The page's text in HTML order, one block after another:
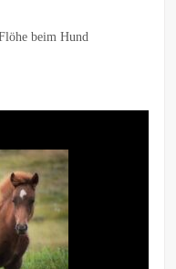
beim Hund